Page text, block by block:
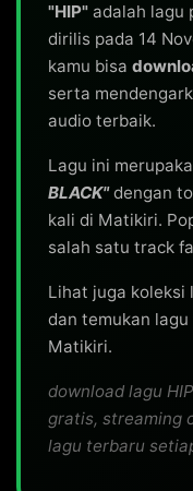
"HIP" adalah lagu
dirilis pada 14
kamu bisa
serta
audio terbaik.
Lagu ini
BLACK"dengan
kali di Matikiri.
salah satu track
Lihat juga koleksi
dan temukan
Matikiri.
download lagu
gratis, streaming
lagu terbaru